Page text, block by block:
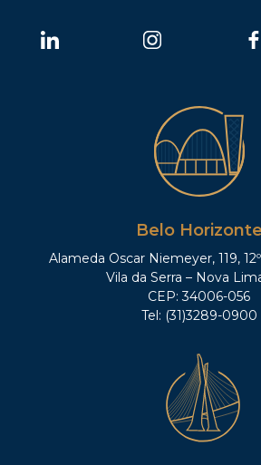
Belo Horizonte
Alameda Oscar Niemeyer, 119,
Vila da Serra – Nova
CEP: 34006-056
Tel: (31)3289-0900